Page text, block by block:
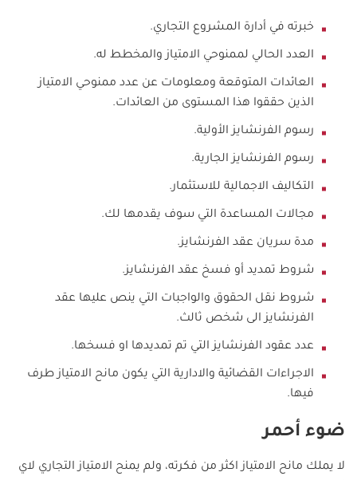
خبرته في أدارة المشروع التجاري.
العدد الحالي لممنوحي الامتياز والمخطط له.
العائدات المتوقعة ومعلومات عن عدد ممنوحي الامتياز
الذين حققوا هذا المستوى من العائدات.
رسوم الفرنشايز الأولية.
رسوم الفرنشايز الجارية.
التكاليف الاجمالية للاستثمار.
مجالات المساعدة التي سوف يقدمها لك.
مدة سريان عقد الفرنشايز.
شروط تمديد أو فسخ عقد الفرنشايز.
شروط نقل الحقوق والواجبات التي ينص عليها عقد
الفرنشايز الى شخص ثالث.
عدد عقود الفرنشايز التي تم تمديدها او فسخها.
الاجراءات القضائية والادارية التي يكون مانح الامتياز طرف
فيها.
ضوء أحمر
لا يملك مانح الامتياز اكثر من فكرته، ولم يمنح الامتياز التجاري لاي